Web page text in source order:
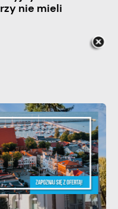
nie mieli